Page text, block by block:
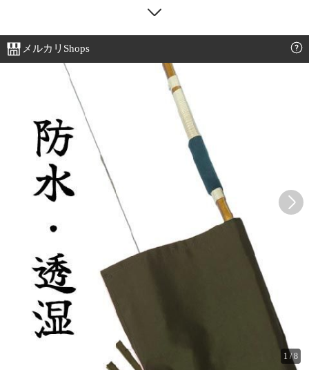
メルカリShops
1 /8